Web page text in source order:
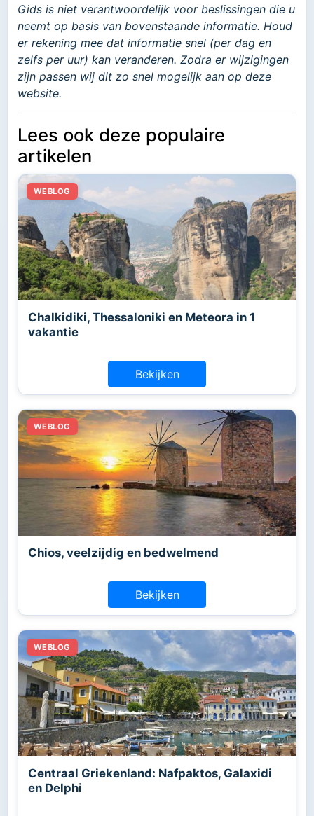
Gids is niet verantwoordelijk voor beslissingen die u
neemt op basis van bovenstaande informatie. Houd
er rekening mee dat informatie snel (per dag en
zelfs per uur) kan veranderen. Zodra er wijzigingen
zijn passen wij dit zo snel mogelijk aan op deze
website.
Lees ook deze populaire
artikelen
Chalkidiki, Thessaloniki en Meteora in 1
vakantie
Bekijken
Chios, veelzijdig en bedwelmend
Bekijken
Centraal Griekenland: Nafpaktos, Galaxidi
en Delphi